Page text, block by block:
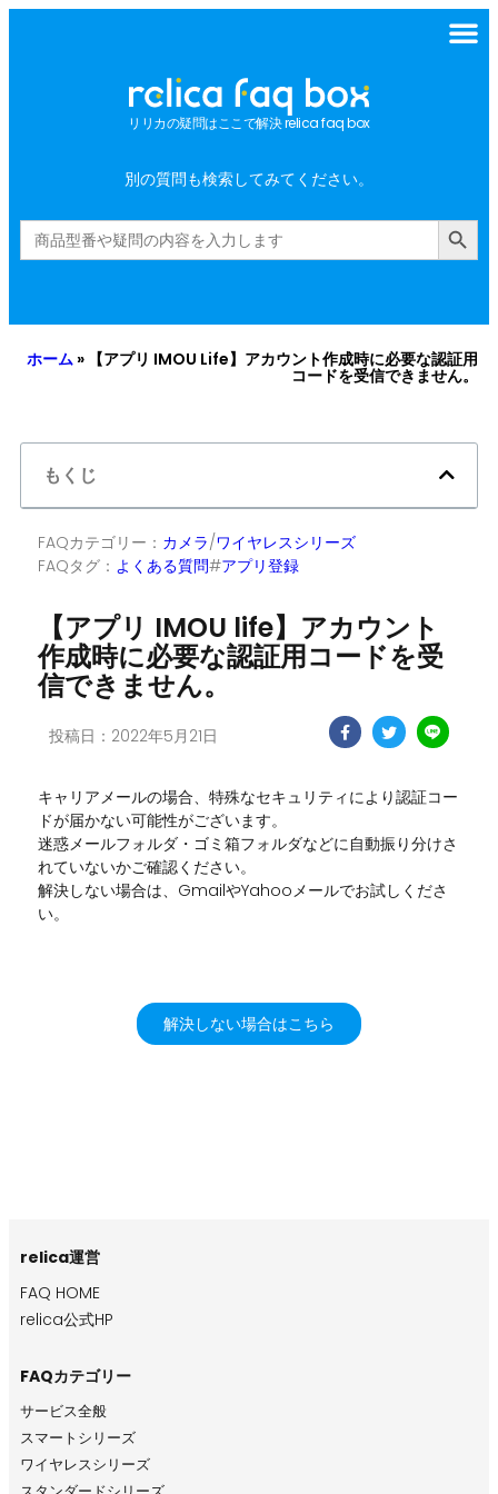
リリカの疑問はここで解決 relica faq box
別の質問も検索してみてください。
Search
for:
Search Button
ホーム » 【アプリ IMOU Life】アカウント作成時に必要な認証用
コードを受信できません。
もくじ
FAQカテゴリー： カメラ/ワイヤレスシリーズ
FAQタグ： よくある質問#アプリ登録
【アプリ IMOU life】アカウント
作成時に必要な認証用コードを受
信できません。
投稿日：2022年5月21日
キャリアメールの場合、特殊なセキュリティにより認証コー
ドが届かない可能性がございます。
迷惑メールフォルダ・ゴミ箱フォルダなどに自動振り分けさ
れていないかご確認ください。
解決しない場合は、GmailやYahooメールでお試しくださ
い。
解決しない場合はこちら
relica運営
FAQ HOME
relica公式HP
FAQカテゴリー
サービス全般
スマートシリーズ
ワイヤレスシリーズ